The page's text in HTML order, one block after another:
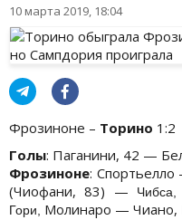
10 марта 2019, 18:04
Фрозиноне – Торино 1:2
Голы: Паганини, 42 —
Фрозиноне:
(Чиофани, 83) —
Гори, Молинаро — Чиано,